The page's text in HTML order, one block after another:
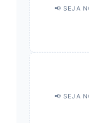
📢 SEJA
📢 SEJA